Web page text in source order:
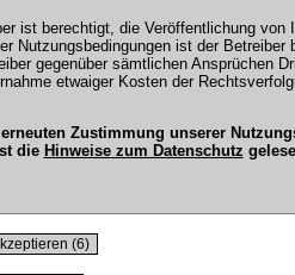
berechtigt, die Veröffentlichung
ist der
gegenüber sämtlichen Ansprüchen
etwaiger Kosten der
Zustimmung unserer
die Hinweise zum Datenschutz